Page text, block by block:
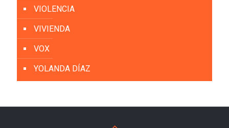
VIOLENCIA
VIVIENDA
VOX
YOLANDA DÍAZ